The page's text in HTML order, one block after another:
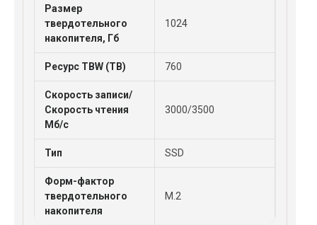
Размер
твердотельного
накопителя, Гб
1024
Ресурс TBW (TB) 760
Скорость записи/
Скорость чтения
Мб/с
3000/3500
Тип SSD
Форм-фактор
твердотельного
накопителя
M.2